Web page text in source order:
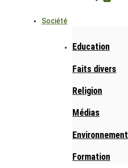
Société
Education
Faits divers
Religion
Médias
Environnement
Formation